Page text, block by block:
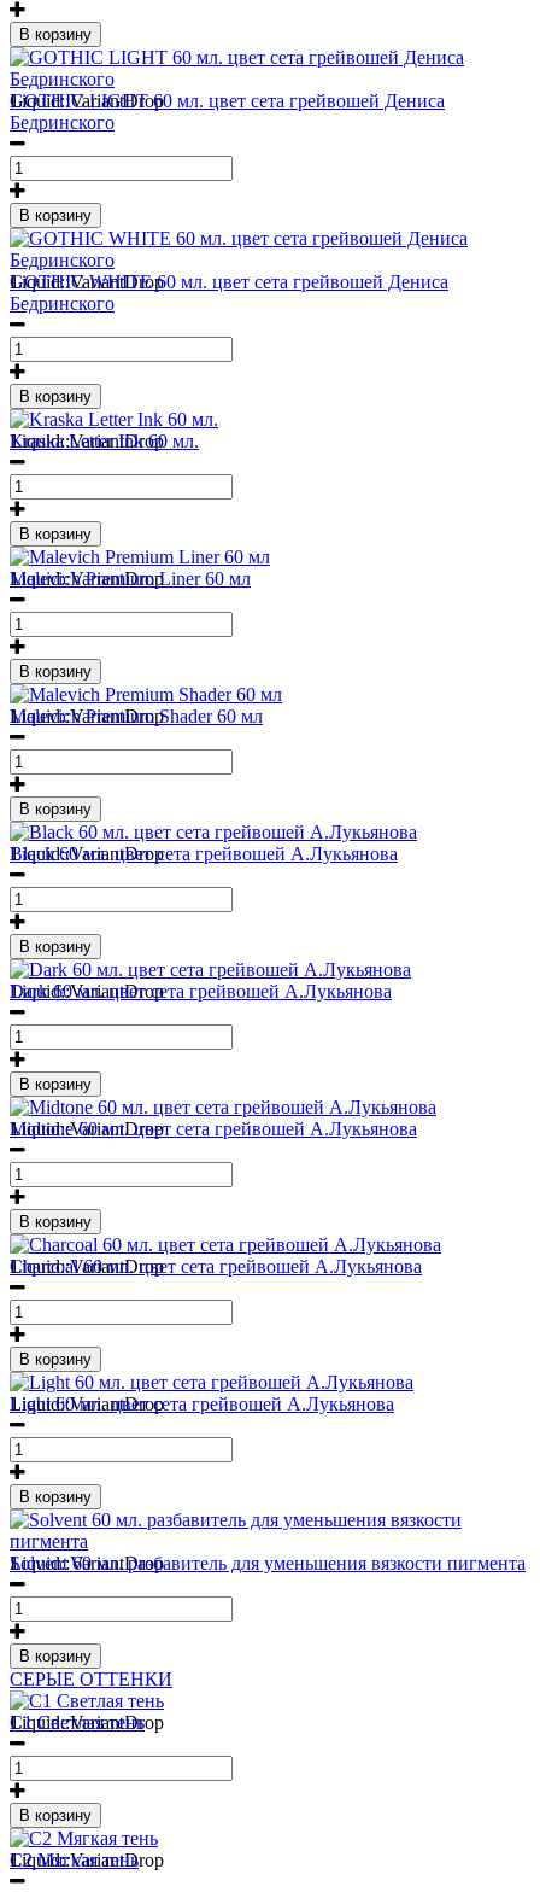
В корзину
1
Liquid::VariantDrop
GOTHIC LIGHT 60 мл. цвет сета грейвошей Дениса
Бедринского
В корзину
1
Liquid::VariantDrop
GOTHIC WHITE 60 мл. цвет сета грейвошей Дениса
Бедринского
В корзину
1
Liquid::VariantDrop
Kraska Letter Ink 60 мл.
В корзину
1
Liquid::VariantDrop
Malevich Premium Liner 60 мл
В корзину
1
Liquid::VariantDrop
Malevich Premium Shader 60 мл
В корзину
1
Liquid::VariantDrop
Black 60 мл. цвет сета грейвошей А.Лукьянова
В корзину
1
Liquid::VariantDrop
Dark 60 мл. цвет сета грейвошей А.Лукьянова
В корзину
1
Liquid::VariantDrop
Midtone 60 мл. цвет сета грейвошей А.Лукьянова
В корзину
1
Liquid::VariantDrop
Charcoal 60 мл. цвет сета грейвошей А.Лукьянова
В корзину
1
Liquid::VariantDrop
Light 60 мл. цвет сета грейвошей А.Лукьянова
В корзину
1
Liquid::VariantDrop
Solvent 60 мл. разбавитель для уменьшения вязкости пигмента
В корзину
СЕРЫЕ ОТТЕНКИ
1
Liquid::VariantDrop
С1 Светлая тень
В корзину
1
Liquid::VariantDrop
С2 Мягкая тень